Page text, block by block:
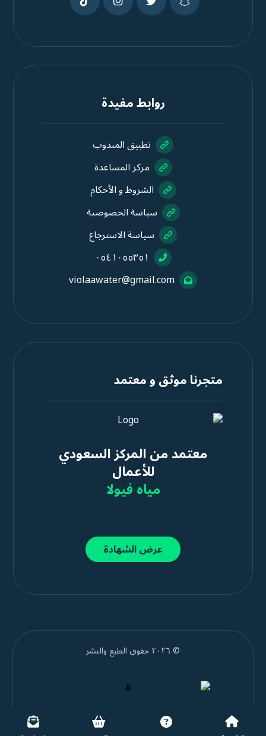
روابط مفيدة
تطبيق المندوب
مركز المساعدة
الشروط و الأحكام
سياسة الخصوصية
سياسة الاسترجاع
٠٥٤١٠٥٥٣٥١
violaawater@gmail.com
متجرنا موثق و معتمد
معتمد من المركز السعودي
للأعمال
مياه فيولا
عرض الشهادة
© ٢٠٢٦ حقوق الطبع والنشر